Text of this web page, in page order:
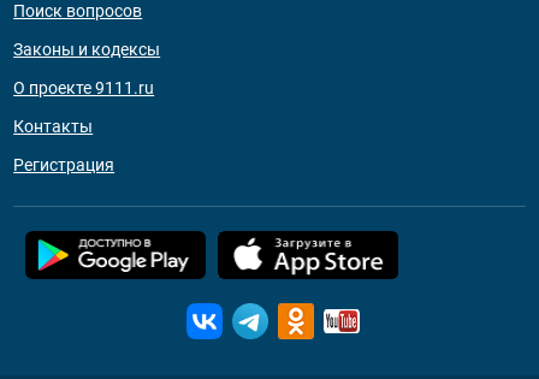
Поиск вопросов
Законы и кодексы
О проекте 9111.ru
Контакты
Регистрация